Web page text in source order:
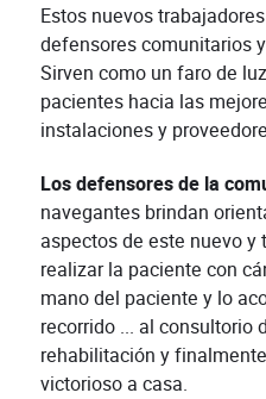
Estos nuevos
defensores comunitarios
Sirven como un faro de
pacientes hacia las
instalaciones y
Los defensores de la
navegantes brindan
aspectos de este nuevo y
realizar la paciente con
mano del paciente y lo
recorrido ... al consultorio
rehabilitación y
victorioso a casa.